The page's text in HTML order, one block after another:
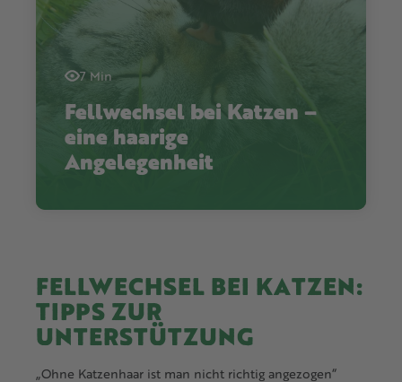
7 Min
Fellwechsel bei Katzen –
eine haarige
Angelegenheit
FELLWECHSEL BEI KATZEN:
TIPPS ZUR
UNTERSTÜTZUNG
„Ohne Katzenhaar ist man nicht richtig angezogen“